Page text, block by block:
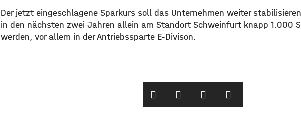
Der jetzt eingeschlagene Sparkurs soll das Unternehmen weiter
in den nächsten zwei Jahren allein am Standort Schweinfurt knapp 1.000
werden, vor allem in der Antriebssparte E-Divison.